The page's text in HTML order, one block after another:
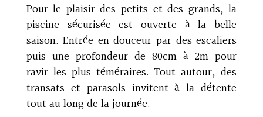
Pour le plaisir des petits et des grands, la
piscine sécurisée est ouverte à la belle
saison. Entrée en douceur par des escaliers
puis une profondeur de 80cm à 2m pour
ravir les plus téméraires. Tout autour, des
transats et parasols invitent à la détente
tout au long de la journée.